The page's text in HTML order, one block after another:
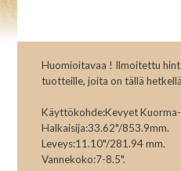
Huomioitavaa ! Ilmoitettu
tuotteille, joita on tällä
Käyttökohde:Kevyet
Halkaisija:33.62"/853.9mm.
Leveys:11.10"/281.94 mm.
Vannekoko:7-8.5".